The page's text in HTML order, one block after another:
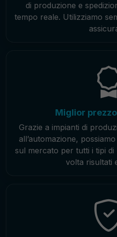
di produzione e
tempo reale. Utilizziamo
Miglior
Grazie a impianti di
all’automazione,
sul mercato per tutti i tipi
volta risultati